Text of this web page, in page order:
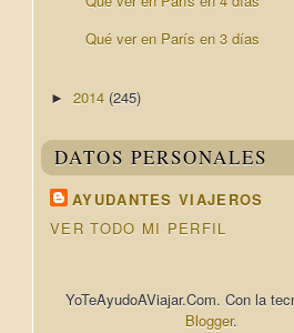
Qué ver en París en 3 días
► 2014 (245)
DATOS PERSONALES
AYUDANTES VIAJEROS
VER TODO MI PERFIL
YoTeAyudoAViajar.Com. Con la
Blogger.